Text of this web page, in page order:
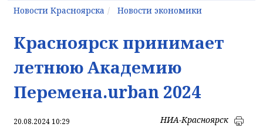
Новости Красноярска Новости экономики
Красноярск принимает
летнюю Академию
Перемена.urban 2024
20.08.2024 10:29 НИА-Красноярск